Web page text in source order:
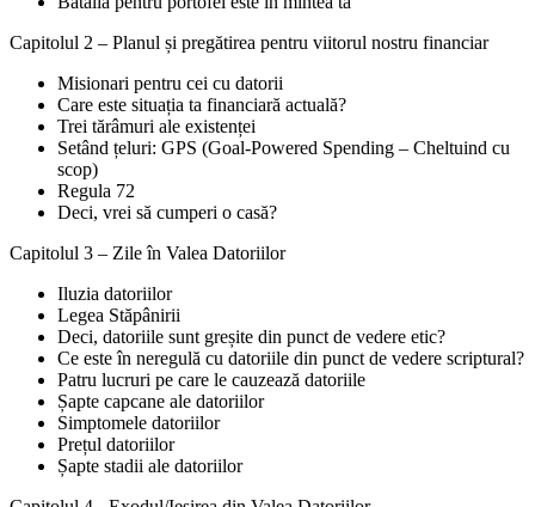
Capitolul 2 – Planul și pregătirea pentru viitorul nostru financiar
Misionari pentru cei cu datorii
Care este situația ta financiară actuală?
Trei tărâmuri ale existenței
Setând țeluri: GPS (Goal-Powered Spending – Cheltuind cu
scop)
Regula 72
Deci, vrei să cumperi o casă?
Capitolul 3 – Zile în Valea Datoriilor
Iluzia datoriilor
Legea Stăpânirii
Deci, datoriile sunt greșite din punct de vedere etic?
Ce este în neregulă cu datoriile din punct de vedere scriptural?
Patru lucruri pe care le cauzează datoriile
Șapte capcane ale datoriilor
Simptomele datoriilor
Prețul datoriilor
Șapte stadii ale datoriilor